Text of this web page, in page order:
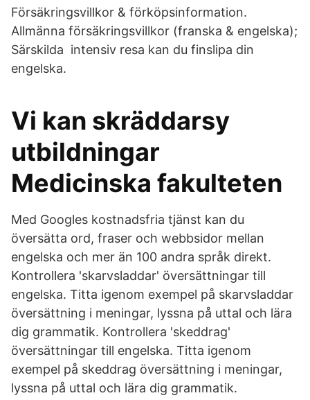
Försäkringsvillkor & förköpsinformation.
Allmänna försäkringsvillkor (franska & engelska);
Särskilda intensiv resa kan du finslipa din
engelska.
Vi kan skräddarsy
utbildningar
Medicinska fakulteten
Med Googles kostnadsfria tjänst kan du
översätta ord, fraser och webbsidor mellan
engelska och mer än 100 andra språk direkt.
Kontrollera 'skarvsladdar' översättningar till
engelska. Titta igenom exempel på skarvsladdar
översättning i meningar, lyssna på uttal och lära
dig grammatik. Kontrollera 'skeddrag'
översättningar till engelska. Titta igenom
exempel på skeddrag översättning i meningar,
lyssna på uttal och lära dig grammatik.